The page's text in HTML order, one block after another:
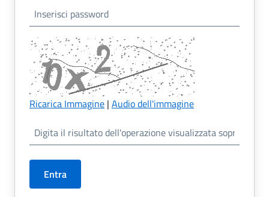
Ricarica Immagine | Audio dell'immagine
Entra